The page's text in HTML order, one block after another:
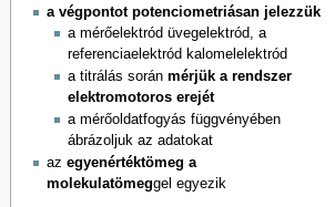
a végpontot potenciometriásan jelezzük
a mérőelektród üvegelektród, a
referenciaelektród kalomelelektród
a titrálás során mérjük a rendszer
elektromotoros erejét
a mérőoldatfogyás függvényében
ábrázoljuk az adatokat
az egyenértéktömeg a
molekulatömeggel egyezik